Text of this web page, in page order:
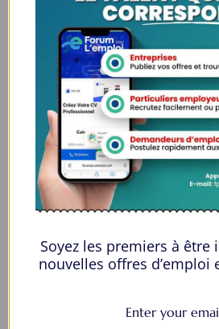
fpe@forumpouremploi.com /
Espaces Candidats
Parcourir les Candidats
Tableau de Bord
Alertes d’Emploi
Postuler en ligne : 5 erreurs courantes à
chances
Soyez les premiers à être
nouvelles offres d’emploi